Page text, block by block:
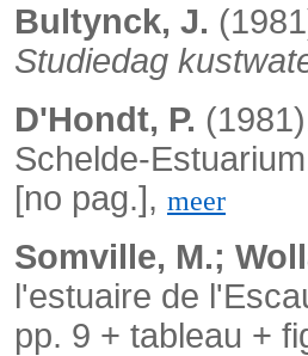
Bultynck, J.
Studiedag
D'Hondt, P.
Schelde-
[no pag.], meer
Somville, M.;
l'estuaire de
pp. 9 + tableau +